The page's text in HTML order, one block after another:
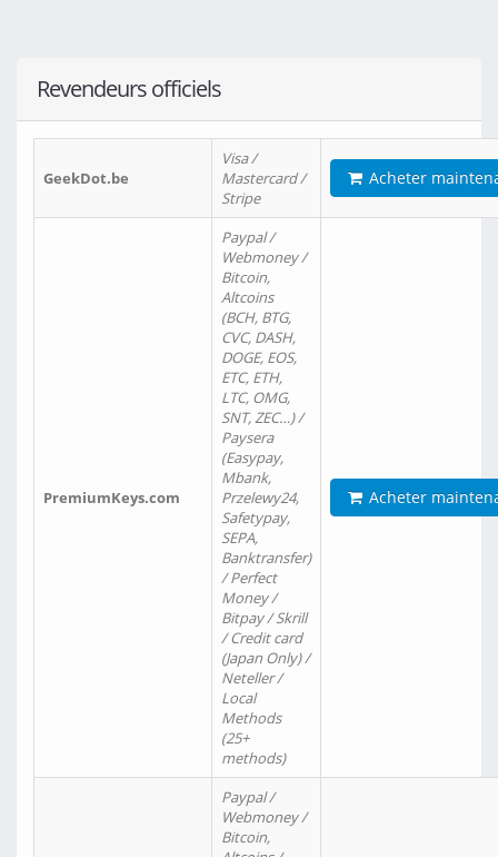
Revendeurs officiels
GeekDot.be
Visa /
Mastercard /
Stripe
Acheter
PremiumKeys.com
Paypal /
Webmoney /
Bitcoin,
Altcoins
(BCH, BTG,
CVC, DASH,
DOGE, EOS,
ETC, ETH,
LTC, OMG,
SNT, ZEC…) /
Paysera
(Easypay,
Mbank,
Przelewy24,
Safetypay,
SEPA,
Banktransfer)
/ Perfect
Money /
Bitpay / Skrill
/ Credit card
(Japan Only) /
Neteller /
Local
Methods
(25+
methods)
Acheter
Paypal /
Webmoney /
Bitcoin,